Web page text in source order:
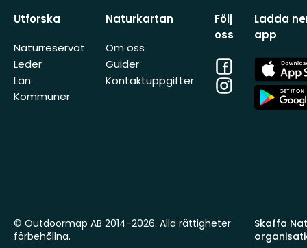
Utforska
Naturreservat
Leder
Län
Kommuner
Naturkartan
Om oss
Guider
Kontaktuppgifter
Följ
oss
Facebook
Instagram
Ladda
app
App
Store
App
Store
Skaffa
© Outdoormap AB 2014-2026. Alla rättigheter
förbehållna.